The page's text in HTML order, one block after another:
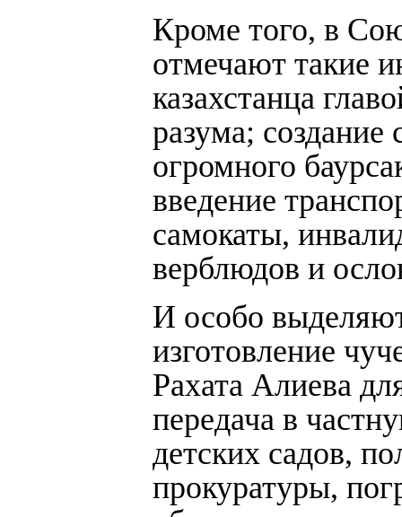
Кроме того, в
отмечают такие
казахстанца
разума; создание
огромного
введение
самокаты,
верблюдов и
И особо
изготовление
Рахата Алиева
передача в
детских садов,
прокуратуры,